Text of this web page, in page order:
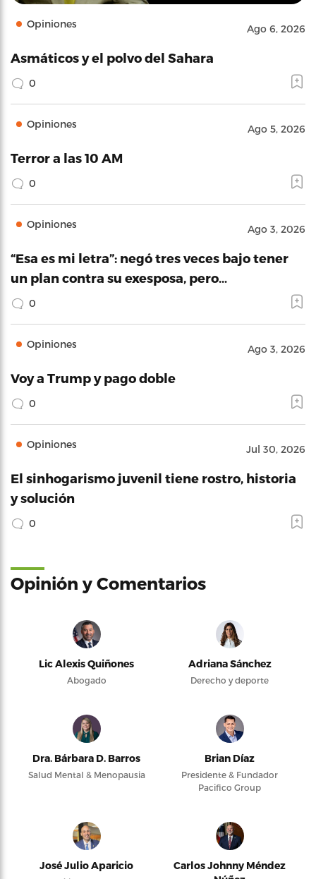
Opiniones Ago 6, 2026
Asmáticos y el polvo del Sahara
0
Opiniones Ago 5, 2026
Terror a las 10 AM
0
Opiniones Ago 3, 2026
“Esa es mi letra”: negó tres veces bajo tener
un plan contra su exesposa, pero…
0
Opiniones Ago 3, 2026
Voy a Trump y pago doble
0
Opiniones Jul 30, 2026
El sinhogarismo juvenil tiene rostro, historia
y solución
0
Opinión y Comentarios
Lic Alexis Quiñones
Abogado
Adriana Sánchez
Derecho y deporte
Dra. Bárbara D. Barros
Salud Mental & Menopausia
Brian Díaz
Presidente & Fundador
Pacifico Group
José Julio Aparicio
Carlos Johnny Méndez